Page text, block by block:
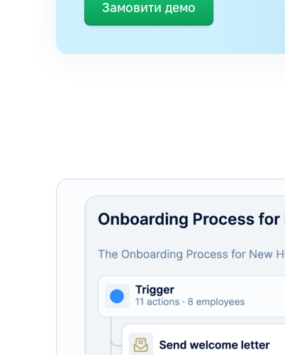
Замовити демо